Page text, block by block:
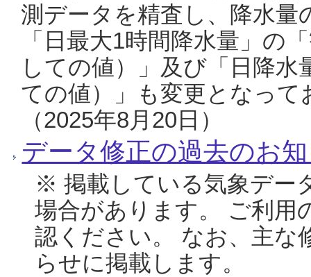
測データを精査し、降水
「日最大1時間降水量」の
しての値）」及び「日降
ての値）」も変更となっ
（2025年8月20日）
データ修正の過去のお
※ 掲載している気象デー
場合があります。 ご利用
認ください。 なお、主な
らせに掲載します。